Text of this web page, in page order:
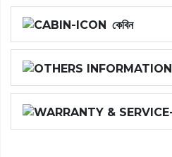
কেবিন